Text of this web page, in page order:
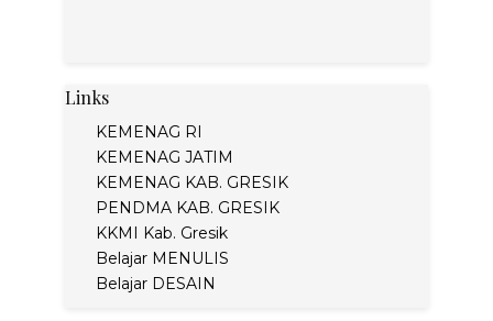
Links
KEMENAG RI
KEMENAG JATIM
KEMENAG KAB. GRESIK
PENDMA KAB. GRESIK
KKMI Kab. Gresik
Belajar MENULIS
Belajar DESAIN